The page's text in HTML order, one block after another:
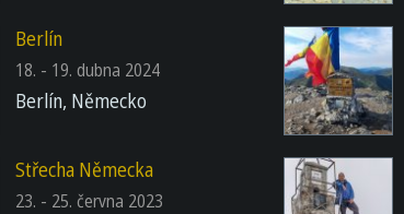
Berlín
18. - 19. dubna 2024
Berlín, Německo
Střecha Německa
23. - 25. června 2023